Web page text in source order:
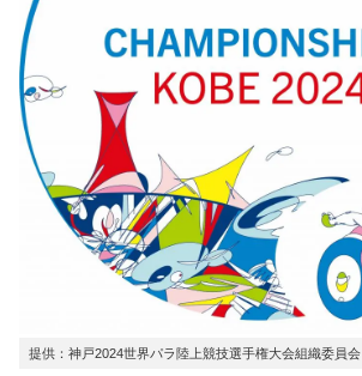
提供：神戸2024世界パラ陸上競技選手権大会組織委員会